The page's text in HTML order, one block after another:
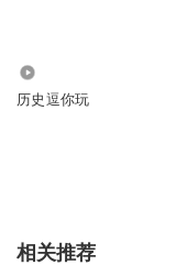
历史逗你玩
相关推荐